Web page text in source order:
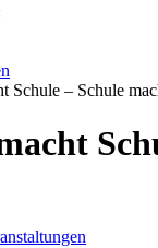
Schule – Schule